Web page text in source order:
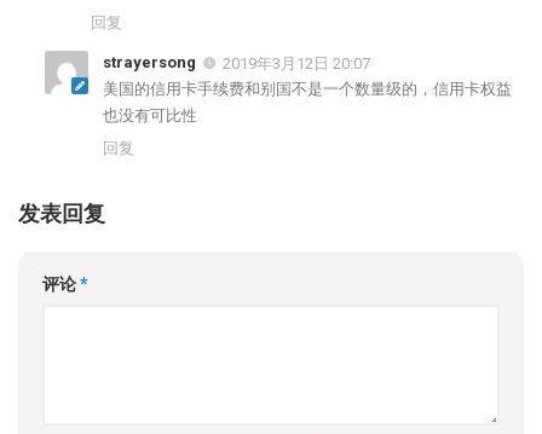
回复
strayersong
2019年3月12日 20:07
美国的信用卡手续费和别国不是一个数量级的，信用卡权益
也没有可比性
回复
发表回复
评论*